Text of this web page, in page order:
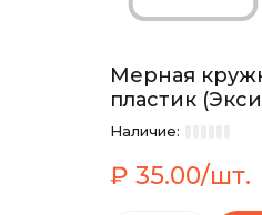
Мерная
пластик
Наличие:
₽ 35.00/шт.